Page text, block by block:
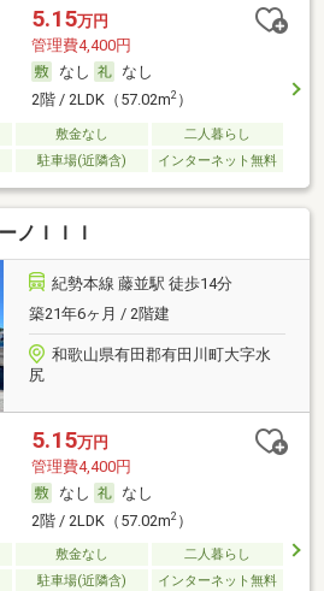
5.15万円
管理費4,400円
なし
なし
2階 / 2LDK（57.02m2）
敷金なし
二人暮らし
駐車場(近隣含) インターネット無料
ノＩＩＩ
紀勢本線 藤並駅 徒歩14分
築21年6ヶ月 / 2階建
和歌山県有田郡有田川町大字水
尻
5.15万円
管理費4,400円
なし
なし
2階 / 2LDK（57.02m2）
敷金なし
二人暮らし
駐車場(近隣含) インターネット無料